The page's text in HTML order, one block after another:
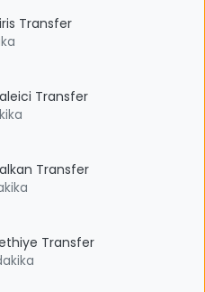
Transfer
Transfer
Transfer
Transfer